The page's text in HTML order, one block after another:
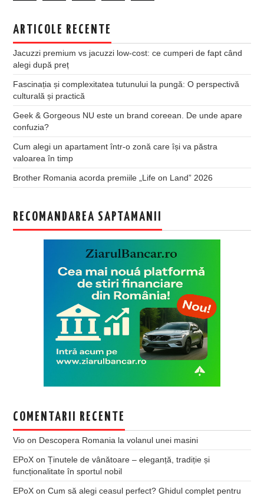
ARTICOLE RECENTE
Jacuzzi premium vs jacuzzi low-cost: ce cumperi de fapt când
alegi după preț
Fascinația și complexitatea tutunului la pungă: O perspectivă
culturală și practică
Geek & Gorgeous NU este un brand coreean. De unde apare
confuzia?
Cum alegi un apartament într-o zonă care își va păstra
valoarea în timp
Brother Romania acorda premiile „Life on Land” 2026
RECOMANDAREA SAPTAMANII
COMENTARII RECENTE
Vio on Descopera Romania la volanul unei masini
EPoX onȚinutele de vânătoare – eleganță, tradiție și
funcționalitate în sportul nobil
EPoX onCum să alegi ceasul perfect? Ghidul complet pentru